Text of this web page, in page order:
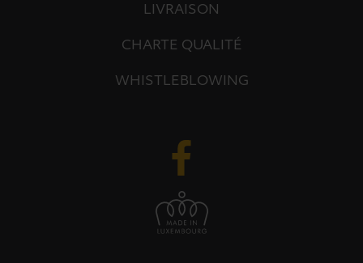
LIVRAISON
CHARTE QUALITÉ
WHISTLEBLOWING